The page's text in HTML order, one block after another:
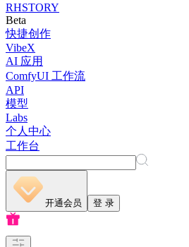
RHSTORY
Beta
快捷创作
VibeX
AI 应用
ComfyUI 工作流
API
模型
Labs
个人中心
工作台
开通会员 登 录